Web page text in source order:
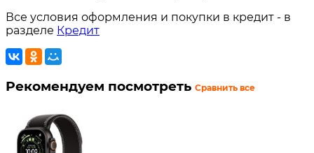
Все условия оформления и покупки в кредит - в
разделе Кредит
Рекомендуем посмотреть Сравнить все